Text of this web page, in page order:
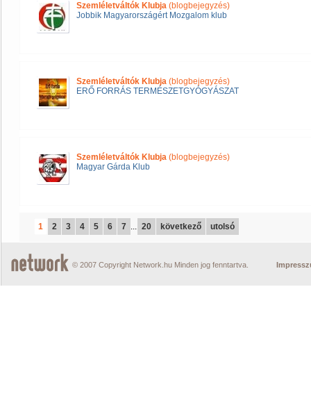
Szemléletváltók Klubja (blogbejegyzés)
Jobbik Magyarországért Mozgalom klub
Szemléletváltók Klubja (blogbejegyzés)
ERŐ FORRÁS TERMÉSZETGYÓGYÁSZAT
Szemléletváltók Klubja (blogbejegyzés)
Magyar Gárda Klub
1 2 3 4 5 6 7 ... 20 következő utolsó
© 2007 Copyright Network.hu Minden jog fenntartva.